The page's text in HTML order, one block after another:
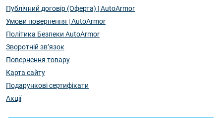
Публічний договір (Оферта) | AutoArmor
Умови повернення | AutoArmor
Політика Безпеки AutoArmor
Зворотній зв’язок
Повернення товару
Карта сайту
Подарункові сертифікати
Акції